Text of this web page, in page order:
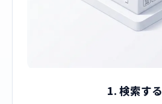
1. 検索する